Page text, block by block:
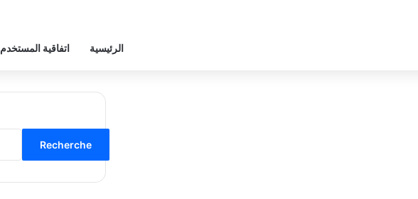
اتفاقية المستخدم الرئيسية
Recherche